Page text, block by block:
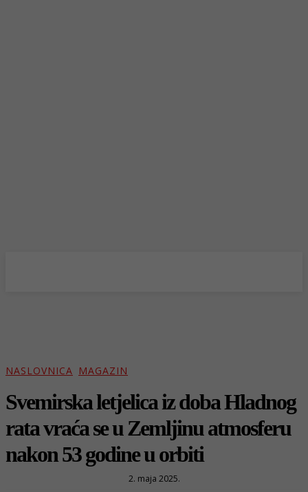
NASLOVNICA MAGAZIN
Svemirska letjelica iz doba Hladnog
rata vraća se u Zemljinu atmosferu
nakon 53 godine u orbiti
2. maja 2025.